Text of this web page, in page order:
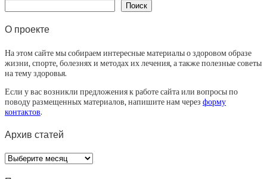
Поиск
О проекте
На этом сайте мы собираем интересные материалы о здоровом образе
жизни, спорте, болезнях и методах их лечения, а также полезные советы
на тему здоровья.
Если у вас возникли предложения к работе сайта или вопросы по
поводу размещенных материалов, напишите нам через форму
контактов.
Архив статей
Архив
статей